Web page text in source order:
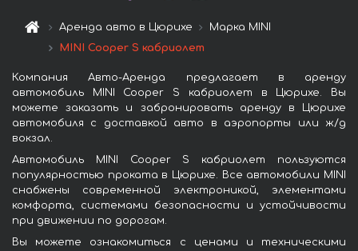
Аренда авто в Цюрихе
Марка MINI
MINI Cooper S кабриолет
Компания Авто-Аренда предлагает в аренду
автомобиль MINI Cooper S кабриолет в Цюрихе. Вы
можете заказать и забронировать аренду в Цюрихе
автомобиля с доставкой авто в аэропорты или ж/д
вокзал.
Автомобиль MINI Cooper S кабриолет пользуются
популярностью проката в Цюрихе. Все автомобили MINI
снабжены современной электроникой, элементами
комфорта, системами безопасности и устойчивости
при движении по дорогам.
Вы можете ознакомиться с ценами и техническими